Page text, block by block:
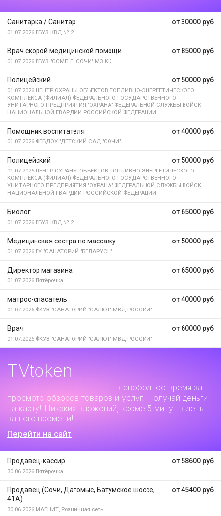
от 30000 руб
Санитарка / Санитар
01.07.2026 ГБУЗ КВД № 2
от 85000 руб
Врач скорой медицинской помощи
01.07.2026 ГБУЗ "ССМП Г. СОЧИ" МЗ КК
от 50000 руб
Полицейский
01.07.2026 ЦЕНТР ОХРАНЫ ОБЪЕКТОВ ТОПЛИВНО-ЭНЕРГЕТИЧЕСКОГО
КОМПЛЕКСА (ФИЛИАЛ) ФЕДЕРАЛЬНОГО ГОСУДАРСТВЕННОГО
УНИТАРНОГО ПРЕДПРИЯТИЯ "ОХРАНА" ФЕДЕРАЛЬНОЙ СЛУЖБЫ ВОЙСК
НАЦИОНАЛЬНОЙ ГВАРДИИ РОССИЙСКОЙ ФЕДЕРАЦИИ
от 40000 руб
Помощник воспитателя
01.07.2026 ФГБДОУ "ДЕТСКИЙ САД "СОЧИ"
от 50000 руб
Полицейский
01.07.2026 ЦЕНТР ОХРАНЫ ОБЪЕКТОВ ТОПЛИВНО-ЭНЕРГЕТИЧЕСКОГО
КОМПЛЕКСА (ФИЛИАЛ) ФЕДЕРАЛЬНОГО ГОСУДАРСТВЕННОГО
УНИТАРНОГО ПРЕДПРИЯТИЯ "ОХРАНА" ФЕДЕРАЛЬНОЙ СЛУЖБЫ ВОЙСК
НАЦИОНАЛЬНОЙ ГВАРДИИ РОССИЙСКОЙ ФЕДЕРАЦИИ
от 65000 руб
Биолог
01.07.2026 ГБУЗ КВД № 2
от 50000 руб
Медицинская сестра по массажу
01.07.2026 ГУ "САНАТОРИЙ "БЕЛАРУСЬ"
от 65000 руб
Директор магазина
01.07.2026 Пятёрочка
от 40000 руб
матрос-спасатель
01.07.2026 ФКУЗ "САНАТОРИЙ "САЛЮТ" МВД РОССИИ"
от 60000 руб
Врач
01.07.2026 ФКУЗ "САНАТОРИЙ "САЛЮТ" МВД РОССИИ"
TVtoken
в свободное время за
просмотр обзоров товаров и услуг. Получай деньги
на карту! Никаких вложений, кроме 5 минут в день
вашего времени!
Перейти на сайт
от 58600 руб
Продавец-кассир
30.06.2026 Пятёрочка
от 45400 руб
Продавец (Сочи, Дагомыс, Батумское шоссе,
41А)
30.06.2026 МАГНИТ, Розничная сеть